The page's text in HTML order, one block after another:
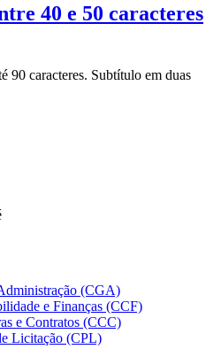
40 e 50 caracteres
90 caracteres. Subtítulo em duas
(CGA)
e Finanças (CCF)
e Contratos (CCC)
Licitação (CPL)